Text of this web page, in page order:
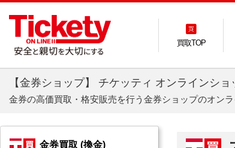
買取TOP
【金券ショップ】 チケッティ オンラインショ
金券の高価買取・格安販売を行う金券ショップのオンラ
金券買取 (換金)